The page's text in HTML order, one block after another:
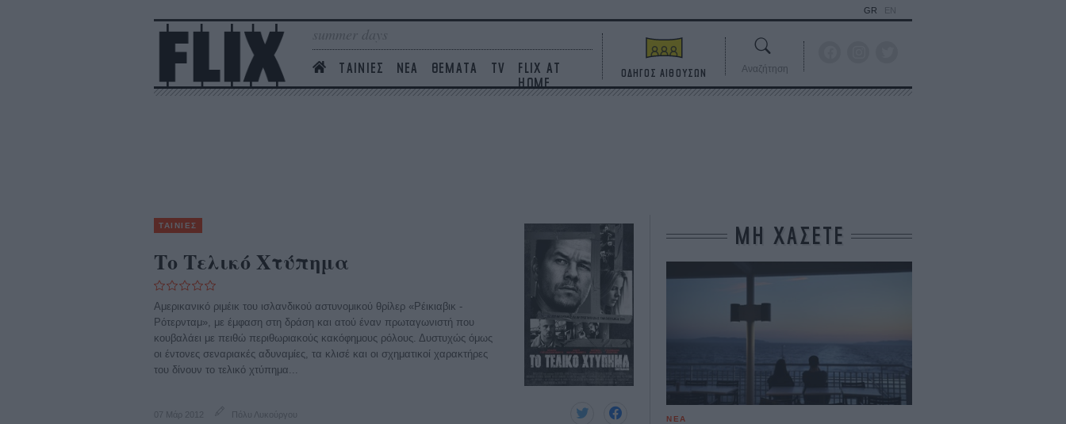
summer days
ΤΑΙΝΙΕΣ ΝΕΑ ΘΕΜΑΤΑ TV
FLIX AT
HOME
GR EN
ΟΔΗΓΟΣ ΑΙΘΟΥΣΩΝ Αναζήτηση
ΤΑΙΝΙΕΣ
Το Τελικό Χτύπημα
Αμερικανικό ριμέικ του ισλανδικού αστυνομικού θρίλερ «Ρέικιαβικ -
Ρότερνταμ», με έμφαση στη δράση και ατού έναν πρωταγωνιστή που
κουβαλάει με πειθώ περιθωριακούς κακόφημους ρόλους. Δυστυχώς όμως
οι έντονες σεναριακές αδυναμίες, τα κλισέ και οι σχηματικοί χαρακτήρες
του δίνουν το τελικό χτύπημα...
07 Μάρ 2012 Πόλυ Λυκούργου
ΜΗ ΧΑΣΕΤΕ
ΝΕΑ